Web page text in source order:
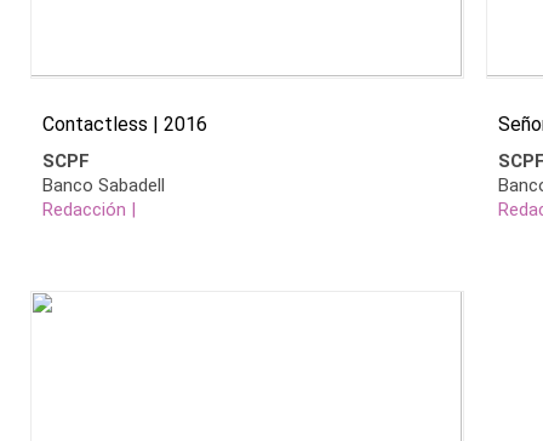
Contactless | 2016
SCPF
Banco Sabadell
Redacción |